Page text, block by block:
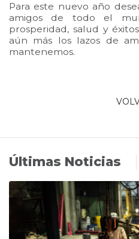
Para este nuevo año
amigos de todo el
prosperidad, salud y
aún más los lazos de
mantenemos.
Últimas Noticias